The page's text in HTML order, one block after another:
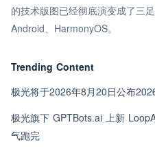
的技术版图已经彻底演变成了三
Android、HarmonyOS。
Trending Content
极光将于2026年8月20日公布
极光旗下 GPTBots.ai 上新
气跑完